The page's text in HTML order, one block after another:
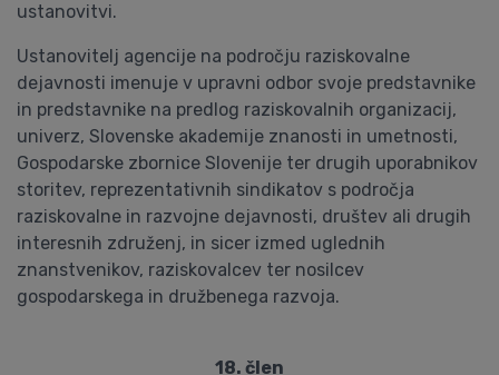
ustanovitvi.
Ustanovitelj agencije na področju raziskovalne
dejavnosti imenuje v upravni odbor svoje predstavnike
in predstavnike na predlog raziskovalnih organizacij,
univerz, Slovenske akademije znanosti in umetnosti,
Gospodarske zbornice Slovenije ter drugih uporabnikov
storitev, reprezentativnih sindikatov s področja
raziskovalne in razvojne dejavnosti, društev ali drugih
interesnih združenj, in sicer izmed uglednih
znanstvenikov, raziskovalcev ter nosilcev
gospodarskega in družbenega razvoja.
18. člen